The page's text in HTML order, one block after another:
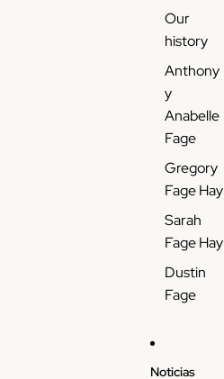
Our
history
Anthony
y
Anabelle
Fage
Gregory
Fage Hay
Sarah
Fage Hay
Dustin
Fage
Noticias